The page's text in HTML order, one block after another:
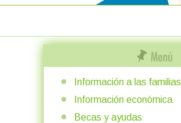
Información a las familias
Información económica
Becas y ayudas